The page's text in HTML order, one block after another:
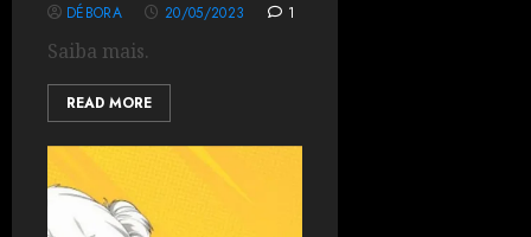
DÉBORA 20/05/2023 1
Saiba mais.
READ MORE